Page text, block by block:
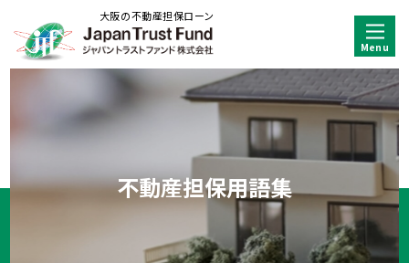
大阪の不動産担保ローン
不動産担保用語集